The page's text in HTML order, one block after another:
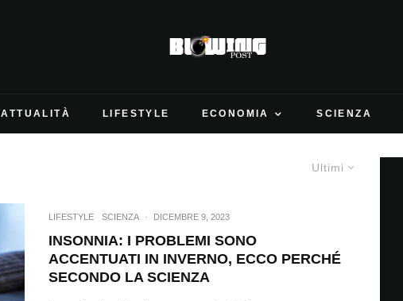
ATTUALITÀ LIFESTYLE ECONOMIA SCIENZA
Ultimi
LIFESTYLE SCIENZA · DICEMBRE 9, 2023
INSONNIA: I PROBLEMI SONO
ACCENTUATI IN INVERNO, ECCO PERCHÉ
SECONDO LA SCIENZA